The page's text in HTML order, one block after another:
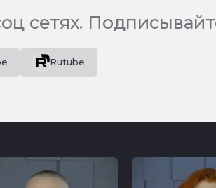
сетях.
Rutube